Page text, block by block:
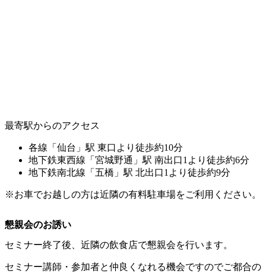
最寄駅からのアクセス
各線「仙台」駅 東口より徒歩約10分
地下鉄東西線「宮城野通」駅 南出口1より徒歩約6分
地下鉄南北線「五橋」駅 北出口1より徒歩約9分
※お車でお越しの方は近隣の有料駐車場をご利用ください。
懇親会のお誘い
セミナー終了後、近隣の飲食店で懇親会を行います。
セミナー講師・参加者と仲良くなれる機会ですのでご都合の